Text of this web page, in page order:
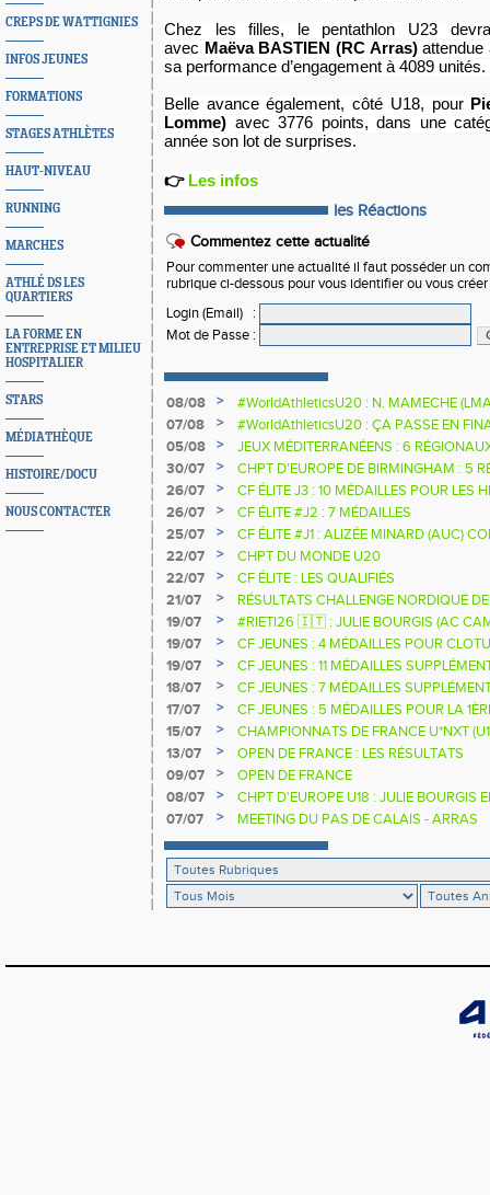
CREPS DE WATTIGNIES
INFOS JEUNES
FORMATIONS
STAGES ATHLÈTES
HAUT-NIVEAU
RUNNING
MARCHES
ATHLÉ DS LES
QUARTIERS
LA FORME EN
ENTREPRISE ET MILIEU
HOSPITALIER
STARS
MÉDIATHÈQUE
HISTOIRE/DOCU
NOUS CONTACTER
Chez les filles, le pentathlon U23
avec Maëva BASTIEN(RC Arras)
sa performance d’engagement à 4089 unités.
Belle avance également, côté U18, pour
Lomme) avec 3776 points, dans une
année son lot de surprises.
👉 Les infos
les Réactions
Commentez cette actualité
Pour commenter une actualité il faut posséder un
rubrique ci-dessous pour vous identifier ou vous
Login (Email)
:
Mot de Passe :
08/08 >
#WorldAthleticsU20 : N. MAMECHE
07/08
>
#WorldAthleticsU20 : ÇA PASSE EN
SAUTEURS
05/08 >
JEUX MÉDITERRANÉENS : 6
30/07
>
CHPT D'EUROPE DE BIRMINGHAM : 5
26/07
>
CF ÉLITE J3 : 10 MÉDAILLES POUR LES
26/07
>
CF ÉLITE #J2 : 7 MÉDAILLES
25/07
>
CF ÉLITE #J1 : ALIZÉE MINARD (AUC)
NATIONALE
22/07 >
CHPT DU MONDE U20
22/07
>
CF ÉLITE : LES QUALIFIÉS
21/07
>
RÉSULTATS CHALLENGE NORDIQUE
2025 2026
19/07 >
#RIETI26 🇮🇹 : JULIE BOURGIS (AC
D'EUROPE U18 DE LA PERCHE
19/07 >
CF JEUNES : 4 MÉDAILLES POUR
19/07
>
CF JEUNES : 11 MÉDAILLES
18/07
>
CF JEUNES : 7 MÉDAILLES
17/07
>
CF JEUNES : 5 MÉDAILLES POUR LA
15/07
>
CHAMPIONNATS DE FRANCE U*NXT
13/07
>
OPEN DE FRANCE : LES RÉSULTATS
09/07
>
OPEN DE FRANCE
08/07
>
CHPT D'EUROPE U18 : JULIE BOURGIS
07/07
> MEETING DU PAS DE CALAIS - ARRAS